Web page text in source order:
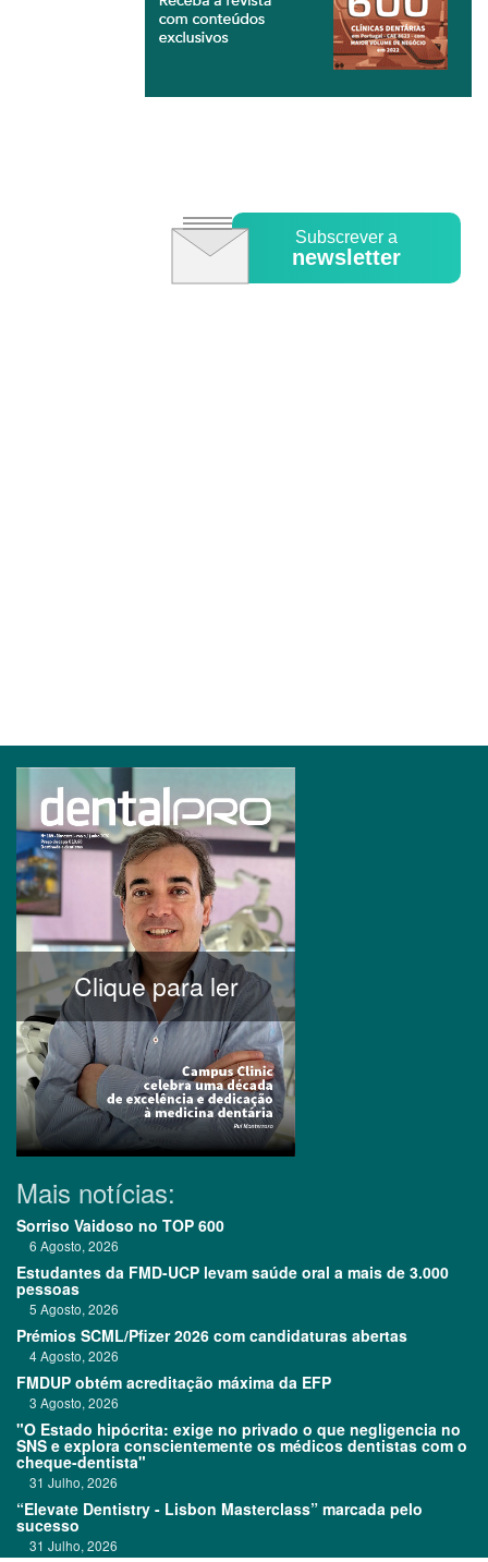
Subscrever a
newsletter
Clique para ler
Mais notícias:
Sorriso Vaidoso no TOP 600
6 Agosto, 2026
Estudantes da FMD-UCP levam saúde oral a mais de 3.000
pessoas
5 Agosto, 2026
Prémios SCML/Pfizer 2026 com candidaturas abertas
4 Agosto, 2026
FMDUP obtém acreditação máxima da EFP
3 Agosto, 2026
"O Estado hipócrita: exige no privado o que negligencia no
SNS e explora conscientemente os médicos dentistas com o
cheque-dentista"
31 Julho, 2026
“Elevate Dentistry - Lisbon Masterclass” marcada pelo
sucesso
31 Julho, 2026